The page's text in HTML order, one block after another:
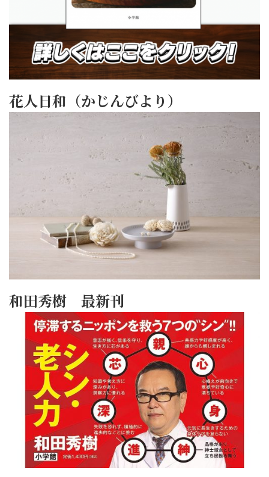
花人日和（かじんびより）
和田秀樹 最新刊